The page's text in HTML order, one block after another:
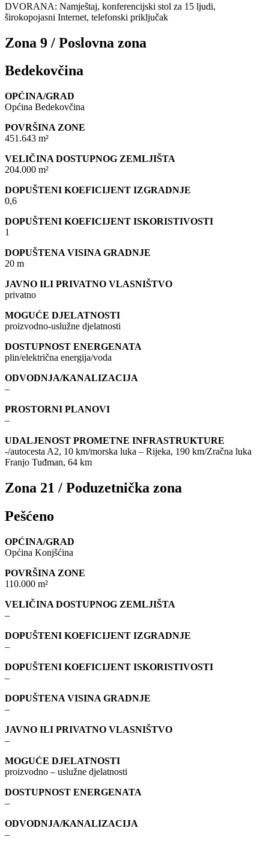
DVORANA: Namještaj, konferencijski stol za 15 ljudi,
širokopojasni Internet, telefonski priključak
Zona 9 / Poslovna zona
Bedekovčina
OPĆINA/GRAD
Općina Bedekovčina
POVRŠINA ZONE
451.643 m²
VELIČINA DOSTUPNOG ZEMLJIŠTA
204.000 m²
DOPUŠTENI KOEFICIJENT IZGRADNJE
0,6
DOPUŠTENI KOEFICIJENT ISKORISTIVOSTI
1
DOPUŠTENA VISINA GRADNJE
20 m
JAVNO ILI PRIVATNO VLASNIŠTVO
privatno
MOGUĆE DJELATNOSTI
proizvodno-uslužne djelatnosti
DOSTUPNOST ENERGENATA
plin/električna energija/voda
ODVODNJA/KANALIZACIJA
–
PROSTORNI PLANOVI
–
UDALJENOST PROMETNE INFRASTRUKTURE
-/autocesta A2, 10 km/morska luka – Rijeka, 190 km/Zračna luka
Franjo Tuđman, 64 km
Zona 21 / Poduzetnička zona
Pešćeno
OPĆINA/GRAD
Općina Konjšćina
POVRŠINA ZONE
110.000 m²
VELIČINA DOSTUPNOG ZEMLJIŠTA
–
DOPUŠTENI KOEFICIJENT IZGRADNJE
–
DOPUŠTENI KOEFICIJENT ISKORISTIVOSTI
–
DOPUŠTENA VISINA GRADNJE
–
JAVNO ILI PRIVATNO VLASNIŠTVO
–
MOGUĆE DJELATNOSTI
proizvodno – uslužne djelatnosti
DOSTUPNOST ENERGENATA
–
ODVODNJA/KANALIZACIJA
–